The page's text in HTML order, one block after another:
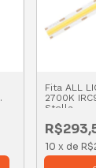
Fita ALL
2700K
Stella
10 x de